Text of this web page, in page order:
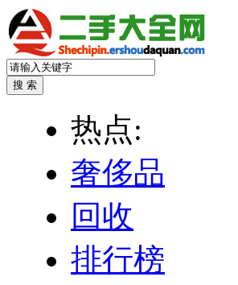
热点:
奢侈品
回收
排行榜